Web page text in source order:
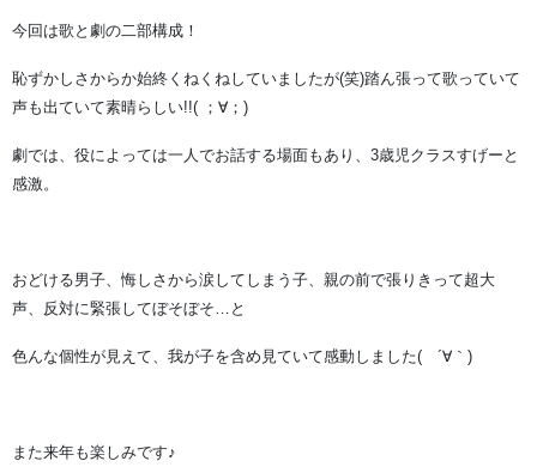
今回は歌と劇の二部構成！
恥ずかしさからか始終くねくねしていましたが(笑)踏ん張って歌っていて
声も出ていて素晴らしい!!( ；∀；)
劇では、役によっては一人でお話する場面もあり、3歳児クラスすげーと
感激。
おどける男子、悔しさから涙してしまう子、親の前で張りきって超大
声、反対に緊張してぼそぼそ…と
色んな個性が見えて、我が子を含め見ていて感動しました( ´∀｀)
また来年も楽しみです♪